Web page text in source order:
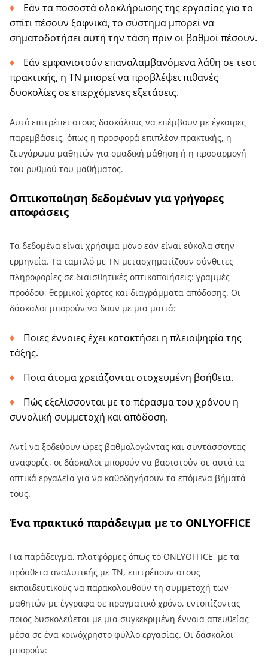
Εάν τα ποσοστά ολοκλήρωσης της εργασίας για το
σπίτι πέσουν ξαφνικά, το σύστημα μπορεί να
σηματοδοτήσει αυτή την τάση πριν οι βαθμοί πέσουν.
Εάν εμφανιστούν επαναλαμβανόμενα λάθη σε τεστ
πρακτικής, η ΤΝ μπορεί να προβλέψει πιθανές
δυσκολίες σε επερχόμενες εξετάσεις.
Αυτό επιτρέπει στους δασκάλους να επέμβουν με έγκαιρες
παρεμβάσεις, όπως η προσφορά επιπλέον πρακτικής, η
ζευγάρωμα μαθητών για ομαδική μάθηση ή η προσαρμογή
του ρυθμού του μαθήματος.
Οπτικοποίηση δεδομένων για γρήγορες
αποφάσεις
Τα δεδομένα είναι χρήσιμα μόνο εάν είναι εύκολα στην
ερμηνεία. Τα ταμπλό με ΤΝ μετασχηματίζουν σύνθετες
πληροφορίες σε διαισθητικές οπτικοποιήσεις: γραμμές
προόδου, θερμικοί χάρτες και διαγράμματα απόδοσης. Οι
δάσκαλοι μπορούν να δουν με μια ματιά:
Ποιες έννοιες έχει κατακτήσει η πλειοψηφία της
τάξης.
Ποια άτομα χρειάζονται στοχευμένη βοήθεια.
Πώς εξελίσσονται με το πέρασμα του χρόνου η
συνολική συμμετοχή και απόδοση.
Αντί να ξοδεύουν ώρες βαθμολογώντας και συντάσσοντας
αναφορές, οι δάσκαλοι μπορούν να βασιστούν σε αυτά τα
οπτικά εργαλεία για να καθοδηγήσουν τα επόμενα βήματά
τους.
Ένα πρακτικό παράδειγμα με το ONLYOFFICE
Για παράδειγμα, πλατφόρμες όπως το ONLYOFFICE, με τα
πρόσθετα αναλυτικής με ΤΝ, επιτρέπουν στους
εκπαιδευτικούς να παρακολουθούν τη συμμετοχή των
μαθητών με έγγραφα σε πραγματικό χρόνο, εντοπίζοντας
ποιος δυσκολεύεται με μια συγκεκριμένη έννοια απευθείας
μέσα σε ένα κοινόχρηστο φύλλο εργασίας. Οι δάσκαλοι
μπορούν: